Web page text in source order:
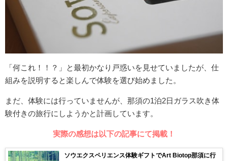
「何これ！！？」と最初かなり戸惑いを見せていましたが、仕
組みを説明すると楽しんで体験を選び始めました。
まだ、体験には行っていませんが、那須の1泊2日ガラス吹き体
験付きの旅行にしようかと計画しています。
実際の感想は以下の記事にて掲載！
ソウエクスペリエンス体験ギフトでArt Biotop那須に行